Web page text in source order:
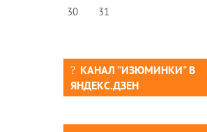
30
31
КАНАЛ "ИЗЮМИНКИ" В
ЯНДЕКС.ДЗЕН